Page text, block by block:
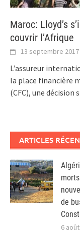
Maroc: Lloyd’s
couvrir l’Afrique
13 septembre 2017
L’assureur
la place financière
(CFC), une décision
ARTICLES
de
6